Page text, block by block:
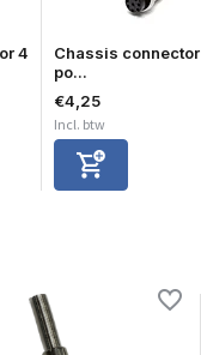
4
Chassis
po...
€4,25
Incl. btw